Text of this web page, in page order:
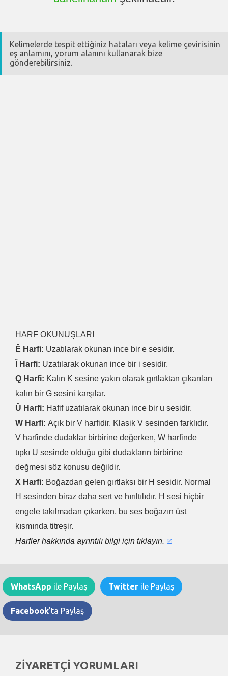
Kelimelerde tespit ettiğiniz hataları veya kelime çevirisinin
eş anlamını, yorum alanını kullanarak bize
gönderebilirsiniz.
HARF OKUNUŞLARI
Ê Harfi: Uzatılarak okunan ince bir e sesidir.
Î Harfi: Uzatılarak okunan ince bir i sesidir.
Q Harfi: Kalın K sesine yakın olarak gırtlaktan çıkarılan
kalın bir G sesini karşılar.
Û Harfi: Hafif uzatılarak okunan ince bir u sesidir.
W Harfi: Açık bir V harfidir. Klasik V sesinden farklıdır.
V harfinde dudaklar birbirine değerken, W harfinde
tıpkı U sesinde olduğu gibi dudakların birbirine
değmesi söz konusu değildir.
X Harfi: Boğazdan gelen gırtlaksı bir H sesidir. Normal
H sesinden biraz daha sert ve hırıltılıdır. H sesi hiçbir
engele takılmadan çıkarken, bu ses boğazın üst
kısmında titreşir.
Harfler hakkında ayrıntılı bilgi için tıklayın.
WhatsApp ile Paylaş Twitter ile Paylaş
Facebook'ta Paylaş
ZİYARETÇİ YORUMLARI